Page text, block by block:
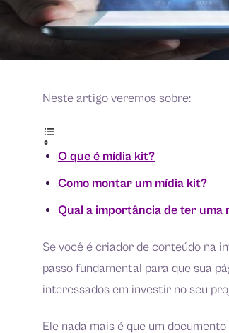
Neste artigo veremos sobre:
O que é mídia kit?
Como montar um mídia kit?
Qual a importância de ter uma
Se você é criador de conteúdo na
passo fundamental para que sua
interessados em investir no seu
Ele nada mais é que um